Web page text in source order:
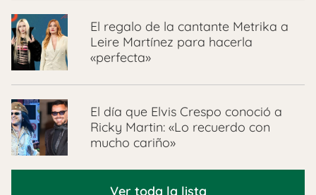
El regalo de la cantante Metrika a
Leire Martínez para hacerla
«perfecta»
El día que Elvis Crespo conoció a
Ricky Martin: «Lo recuerdo con
mucho cariño»
Ver toda la lista